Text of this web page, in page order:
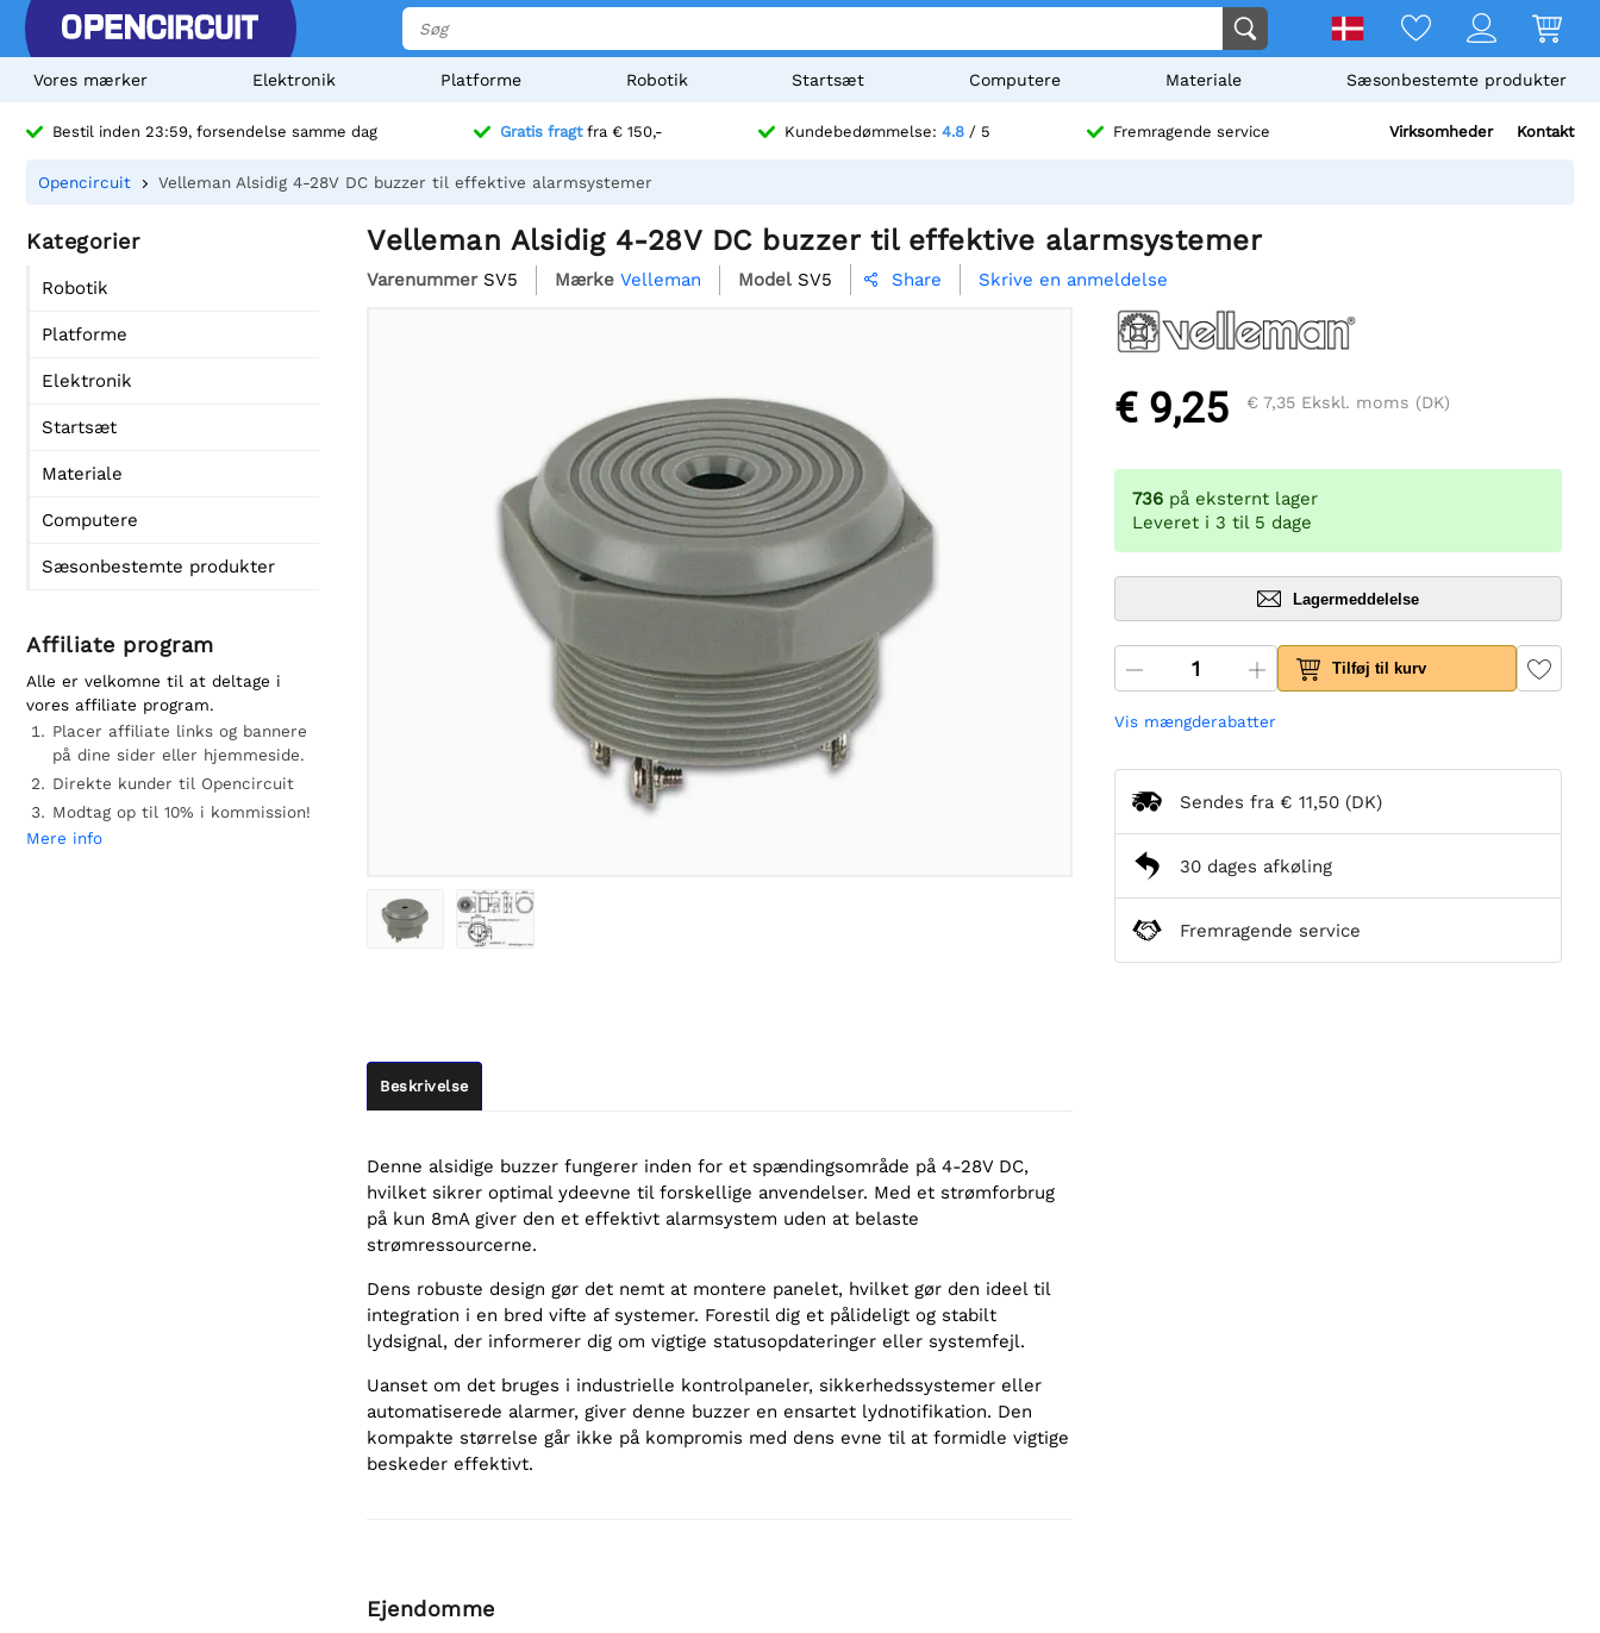
Vores mærker Elektronik Platforme Robotik Startsæt Computere Materiale Sæsonbestemte produkter
Bestil inden 23:59, forsendelse samme dag Gratis fragtfra € 150,- Kundebedømmelse: 4.8 / 5 Fremragende service Virksomheder Kontakt
Opencircuit Velleman Alsidig 4-28V DC buzzer til effektive alarmsystemer
Kategorier
Robotik
Platforme
Elektronik
Startsæt
Materiale
Computere
Sæsonbestemte produkter
Affiliate program
Alle er velkomne til at deltage i
vores affiliate program.
Placer affiliate links og bannere
på dine sider eller hjemmeside.
Direkte kunder til Opencircuit
Modtag op til 10% i kommission!
Mere info
Velleman Alsidig 4-28V DC buzzer til effektive alarmsystemer
Varenummer SV5 Mærke Velleman Model SV5  Share Skrive en anmeldelse
Beskrivelse
Denne alsidige buzzer fungerer inden for et spændingsområde på 4-28V DC,
hvilket sikrer optimal ydeevne til forskellige anvendelser. Med et strømforbrug
på kun 8mA giver den et effektivt alarmsystem uden at belaste
strømressourcerne.
Dens robuste design gør det nemt at montere panelet, hvilket gør den ideel til
integration i en bred vifte af systemer. Forestil dig et pålideligt og stabilt
lydsignal, der informerer dig om vigtige statusopdateringer eller systemfejl.
Uanset om det bruges i industrielle kontrolpaneler, sikkerhedssystemer eller
automatiserede alarmer, giver denne buzzer en ensartet lydnotifikation. Den
kompakte størrelse går ikke på kompromis med dens evne til at formidle vigtige
beskeder effektivt.
Ejendomme
€ 9,25 € 7,35 Ekskl. moms (DK)
736 på eksternt lager
Leveret i 3 til 5 dage
Lagermeddelelse
Tilføj til kurv
Vis mængderabatter
Sendes fra € 11,50 (DK)
30 dages afkøling
Fremragende service